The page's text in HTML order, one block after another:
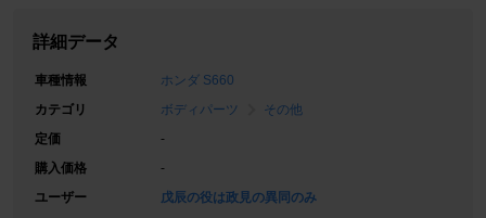
詳細データ
車種情報
ホンダ S660
カテゴリ
ボディパーツ
その他
定価
-
購入価格
-
ユーザー
戊辰の役は政見の異同のみ